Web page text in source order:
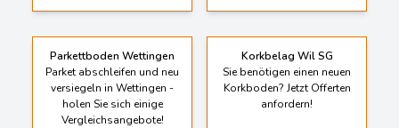
Parkettboden Wettingen
Parket abschleifen und neu
versiegeln in Wettingen -
holen Sie sich einige
Vergleichsangebote!
Korkbelag Wil SG
Sie benötigen einen neuen
Korkboden? Jetzt Offerten
anfordern!